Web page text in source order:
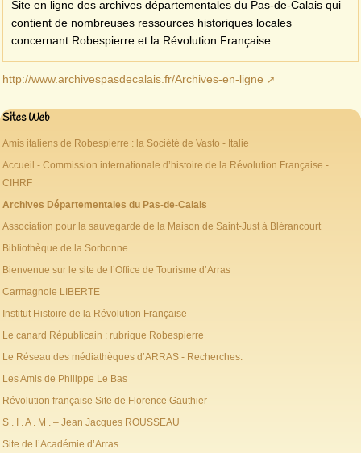
Site en ligne des archives départementales du Pas-de-Calais qui
contient de nombreuses ressources historiques locales
concernant Robespierre et la Révolution Française.
http://www.archivespasdecalais.fr/Archives-en-ligne
Sites Web
Amis italiens de Robespierre : la Société de Vasto - Italie
Accueil - Commission internationale d’histoire de la Révolution Française -
CIHRF
Archives Départementales du Pas-de-Calais
Association pour la sauvegarde de la Maison de Saint-Just à Blérancourt
Bibliothèque de la Sorbonne
Bienvenue sur le site de l’Office de Tourisme d’Arras
Carmagnole LIBERTE
Institut Histoire de la Révolution Française
Le canard Républicain : rubrique Robespierre
Le Réseau des médiathèques d’ARRAS - Recherches.
Les Amis de Philippe Le Bas
Révolution française Site de Florence Gauthier
S . I . A . M . – Jean Jacques ROUSSEAU
Site de l’Académie d’Arras